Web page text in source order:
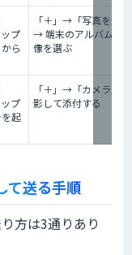
プ
ら
「＋」→「写真を追
→ 端末のアルバムか
像を選ぶ
プ
起
「＋」→「カメラ」
影して添付する
て送る手順
方は3通りあり